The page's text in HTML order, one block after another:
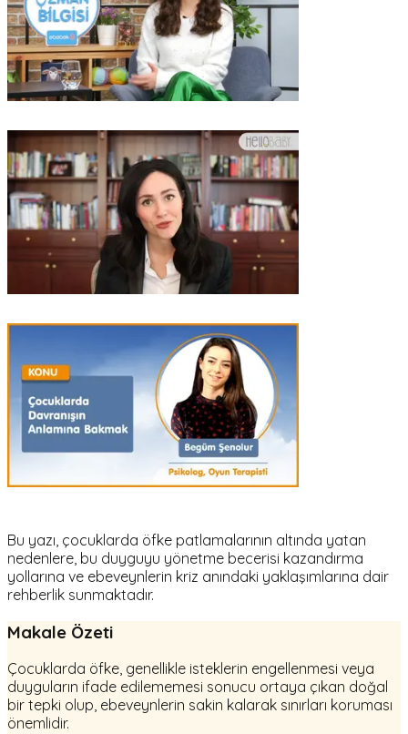
Bu yazı, çocuklarda öfke patlamalarının altında yatan
nedenlere, bu duyguyu yönetme becerisi kazandırma
yollarına ve ebeveynlerin kriz anındaki yaklaşımlarına dair
rehberlik sunmaktadır.
Makale Özeti
Çocuklarda öfke, genellikle isteklerin engellenmesi veya
duyguların ifade edilememesi sonucu ortaya çıkan doğal
bir tepki olup, ebeveynlerin sakin kalarak sınırları koruması
önemlidir.